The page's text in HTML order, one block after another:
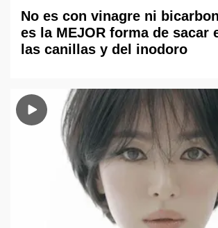
No es con vinagre ni
es la MEJOR forma de sacar
las canillas y del inodoro